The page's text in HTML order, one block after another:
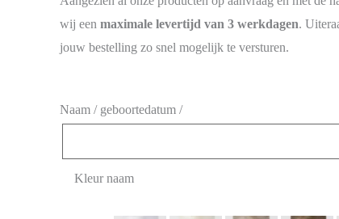
wij een maximale levertijd van 3 werkdagen.
jouw bestelling zo snel mogelijk te versturen.
Naam / geboortedatum /
Kleur naam